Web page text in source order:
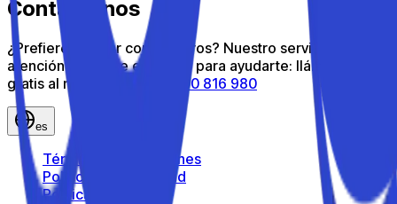
Contáctanos
¿Prefieres hablar con nosotros? Nuestro servicio de
atención al cliente está aquí para ayudarte: llámanos
gratis al número gratuito
800 816 980
es
Términos y condiciones
Política de privacidad
Política de cookies